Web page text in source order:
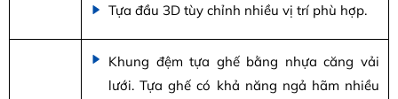
Tựa đầu 3D tùy chỉnh nhiều vị trí phù hợp.
Khung đệm tựa ghế bằng nhựa căng vải
lưới. Tựa ghế có khả năng ngả hãm nhiều